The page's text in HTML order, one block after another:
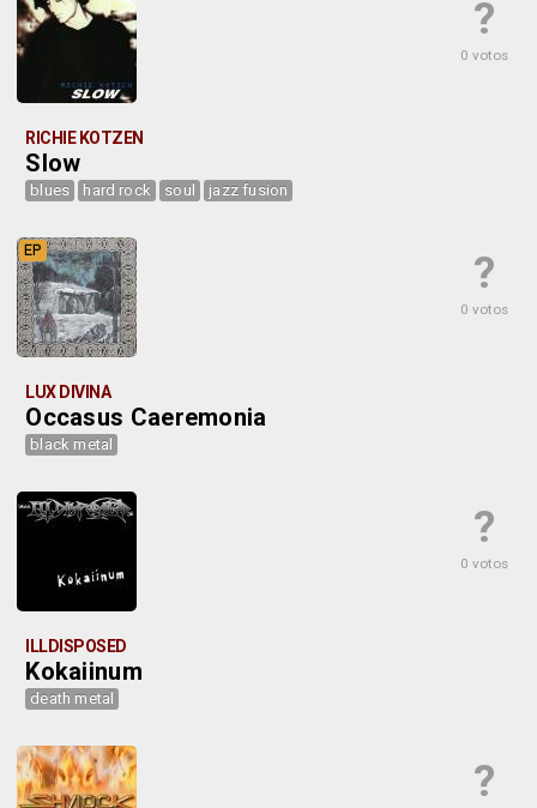
?
0 votos
RICHIE KOTZEN
Slow
blues hard rock soul jazz fusion
?
0 votos
EP
LUX DIVINA
Occasus Caeremonia
black metal
?
0 votos
ILLDISPOSED
Kokaiinum
death metal
?